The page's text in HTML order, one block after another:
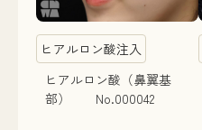
ヒアルロン酸注入
ヒアルロン酸（鼻翼基
部） No.000042